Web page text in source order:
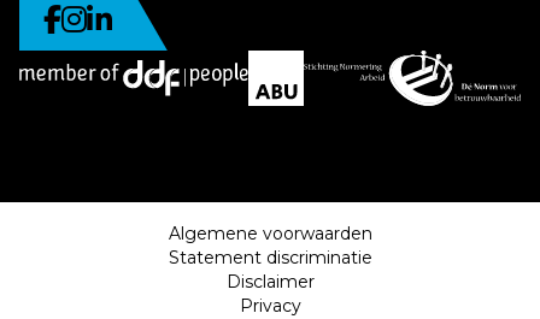
Algemene voorwaarden
Statement discriminatie
Disclaimer
Privacy